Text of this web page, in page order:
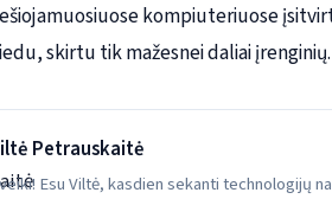
kompiuteriuose
skirtu tik mažesnei daliai įrenginių.
Petrauskaitė
Esu Viltė, kasdien sekanti technologijų